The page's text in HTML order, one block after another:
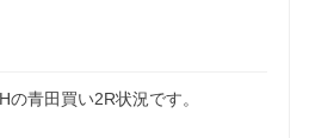
青田買い2R状況です。